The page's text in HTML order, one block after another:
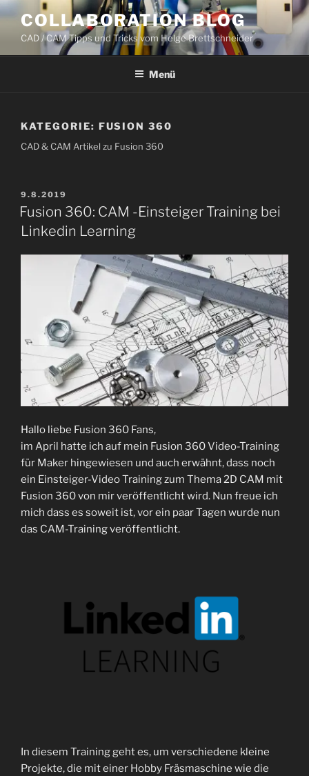
Zum
Inhalt
springen
COLLABORATION BLOG
CAD / CAM Tipps und Tricks vom Helge Brettschneider
Menü
KATEGORIE: FUSION 360
CAD & CAM Artikel zu Fusion 360
VERÖFFENTLICHT
AM
9.8.2019
Fusion 360: CAM -Einsteiger Training bei
Linkedin Learning
Hallo liebe Fusion 360 Fans,
im April hatte ich auf mein Fusion 360 Video-Training
für Maker hingewiesen und auch erwähnt, dass noch
ein Einsteiger-Video Training zum Thema 2D CAM mit
Fusion 360 von mir veröffentlicht wird. Nun freue ich
mich dass es soweit ist, vor ein paar Tagen wurde nun
das CAM-Training veröffentlicht.
In diesem Training geht es, um verschiedene kleine
Projekte, die mit einer Hobby Fräsmaschine wie die